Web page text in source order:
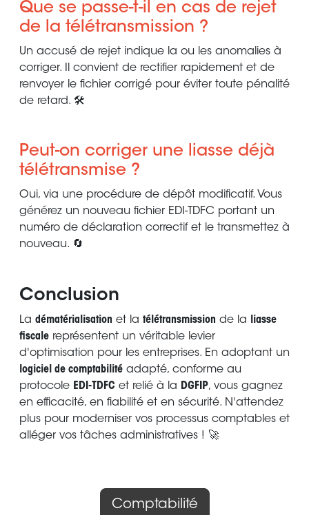
Que se passe-t-il en cas de rejet
de la télétransmission ?
Un accusé de rejet indique la ou les anomalies à
corriger. Il convient de rectifier rapidement et de
renvoyer le fichier corrigé pour éviter toute pénalité
de retard. 🛠️
Peut-on corriger une liasse déjà
télétransmise ?
Oui, via une procédure de dépôt modificatif. Vous
générez un nouveau fichier EDI-TDFC portant un
numéro de déclaration correctif et le transmettez à
nouveau. 🔄
Conclusion
La dématérialisation et la télétransmission de la
liasse
fiscale représentent un véritable levier
d'optimisation pour les entreprises. En adoptant un
logiciel de comptabilité adapté, conforme au
protocole EDI-TDFC et relié à la DGFIP, vous gagnez
en efficacité, en fiabilité et en sécurité. N'attendez
plus pour moderniser vos processus comptables et
alléger vos tâches administratives ! 🚀
Comptabilité